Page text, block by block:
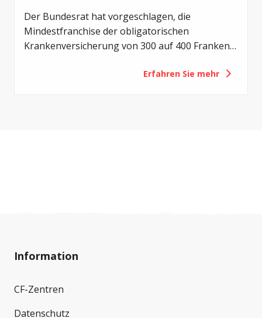
Der Bundesrat hat vorgeschlagen, die
Mindestfranchise der obligatorischen
Krankenversicherung von 300 auf 400 Franken
Eigenverantwortung der Versicherten gestärkt
Erfahren Sie mehr
Information
CF-Zentren
Datenschutz